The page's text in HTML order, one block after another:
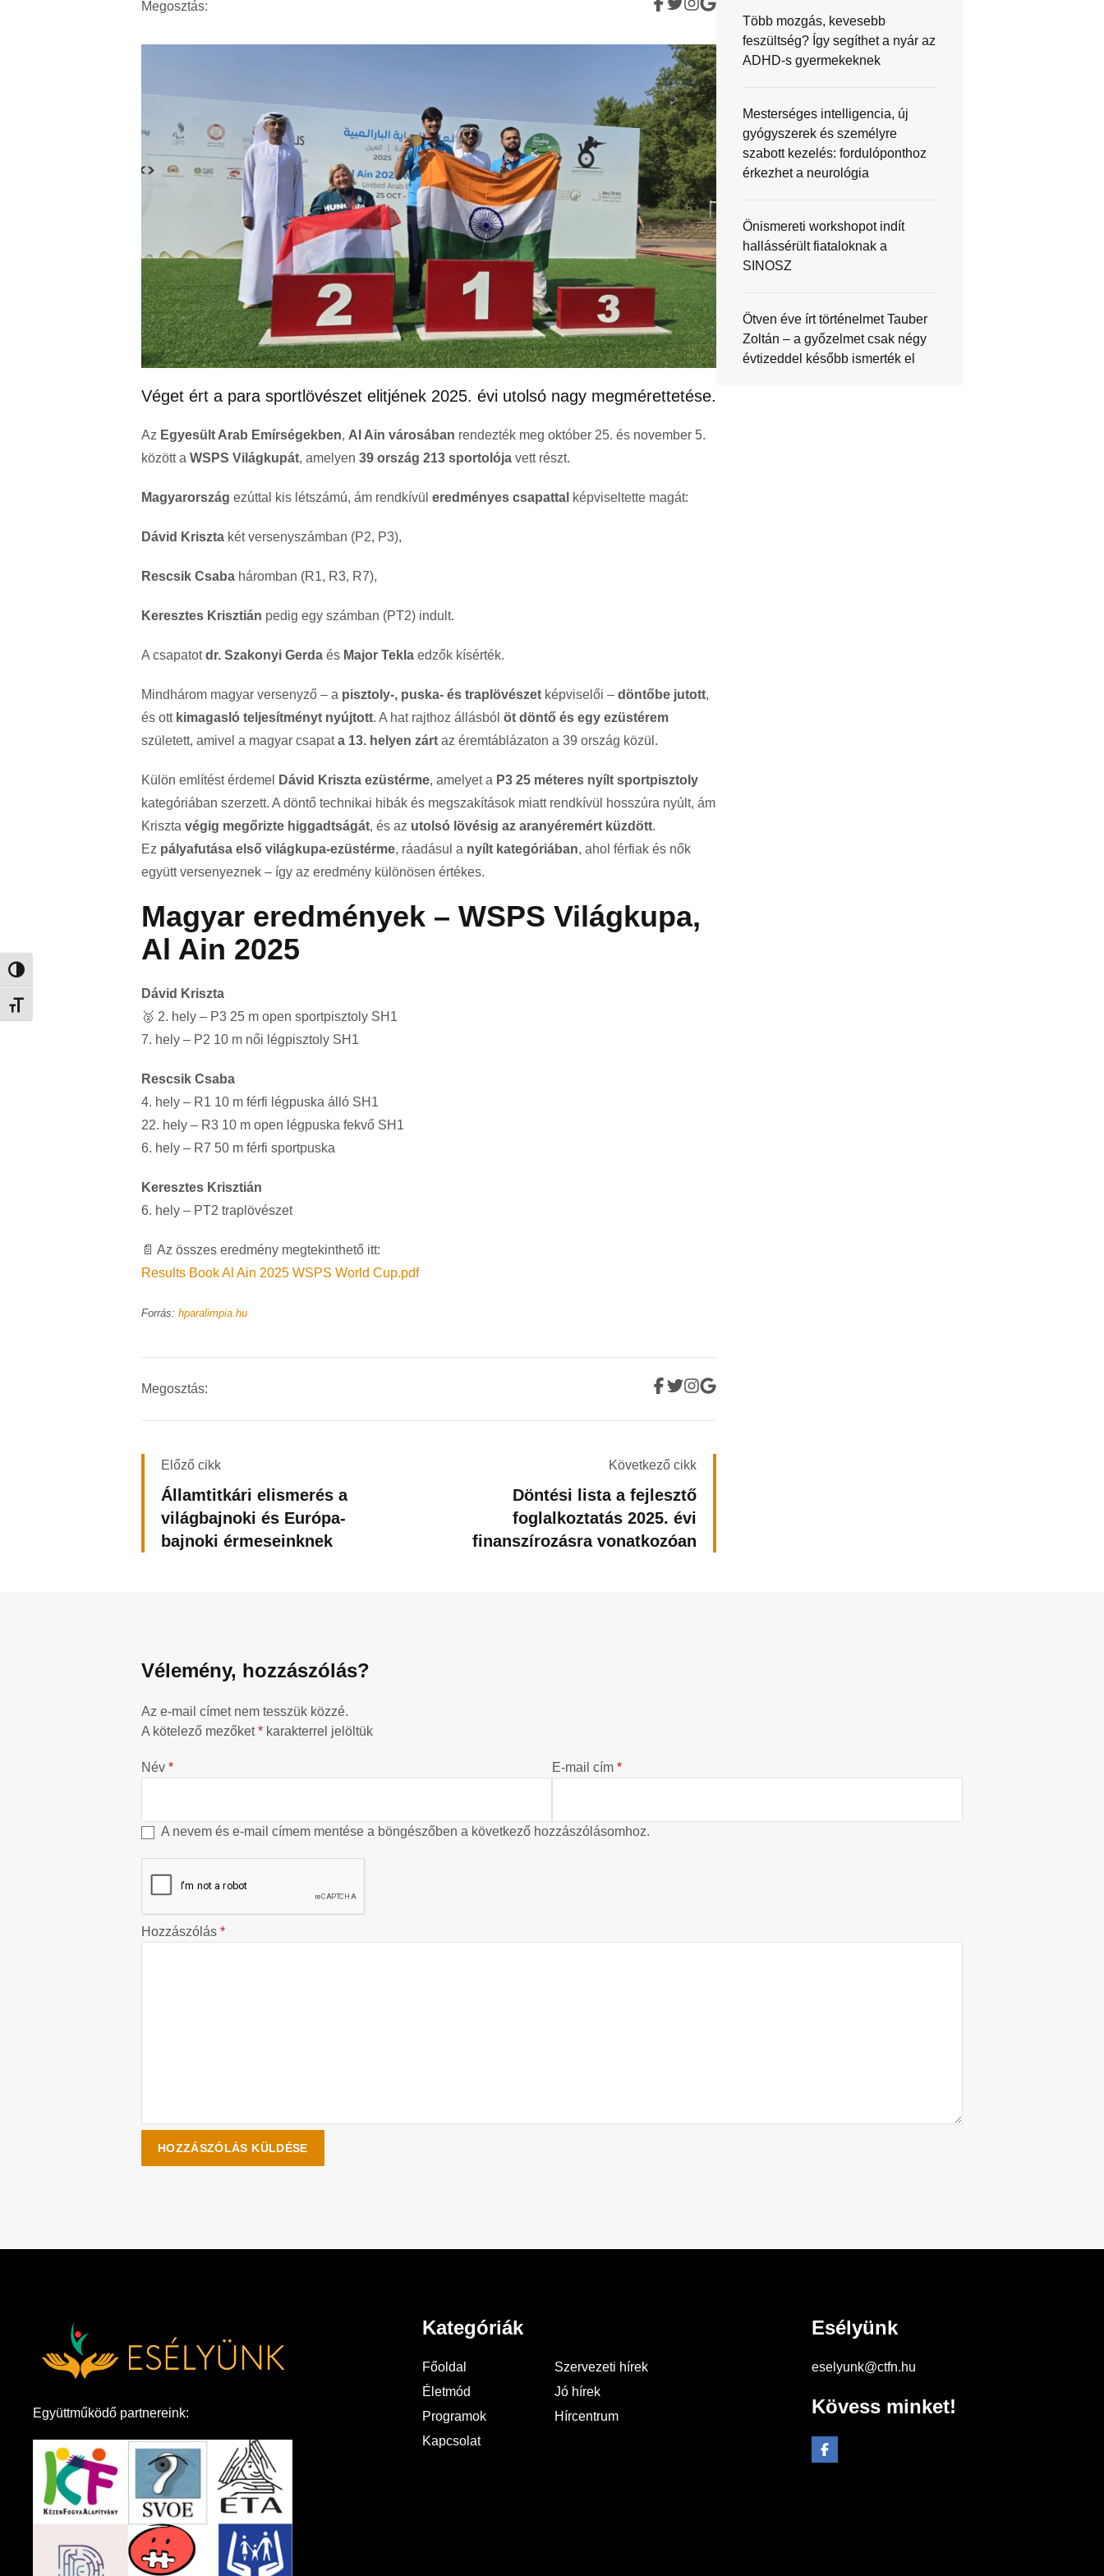
Nagy kontraszt váltása
Betűméret váltása
Megosztás:
Véget ért a para sportlövészet elitjének 2025. évi utolsó nagy megmérettetése.
Az Egyesült Arab Emírségekben, Al Ain városában rendezték meg október 25. és november 5.
között a WSPS Világkupát, amelyen 39 ország 213 sportolója vett részt.
Magyarország ezúttal kis létszámú, ám rendkívül eredményes csapattal képviseltette magát:
Dávid Kriszta két versenyszámban (P2, P3),
Rescsik Csaba háromban (R1, R3, R7),
Keresztes Krisztián pedig egy számban (PT2) indult.
A csapatotdr. Szakonyi Gerda és Major Tekla edzők kísérték.
Mindhárom magyar versenyző – a pisztoly-, puska- és traplövészet képviselői – döntőbe jutott,
és ott kimagasló teljesítményt nyújtott. A hat rajthoz állásból öt döntő és egy ezüstérem
született, amivel a magyar csapata 13. helyen zárt az éremtáblázaton a 39 ország közül.
Külön említést érdemel Dávid Kriszta ezüstérme, amelyet a P3 25 méteres nyílt sportpisztoly
kategóriában szerzett. A döntő technikai hibák és megszakítások miatt rendkívül hosszúra nyúlt, ám
Kriszta végig megőrizte higgadtságát, és az utolsó lövésig az aranyéremért küzdött.
Ez pályafutása első világkupa-ezüstérme, ráadásul a nyílt kategóriában, ahol férfiak és nők
együtt versenyeznek – így az eredmény különösen értékes.
Magyar eredmények – WSPS Világkupa,
Al Ain 2025
Dávid Kriszta
🥈 2. hely – P3 25 m open sportpisztoly SH1
7. hely – P2 10 m női légpisztoly SH1
Rescsik Csaba
4. hely – R1 10 m férfi légpuska álló SH1
22. hely – R3 10 m open légpuska fekvő SH1
6. hely – R7 50 m férfi sportpuska
Keresztes Krisztián
6. hely – PT2 traplövészet
📄 Az összes eredmény megtekinthető itt:
Results Book Al Ain 2025 WSPS World Cup.pdf
Forrás: hparalimpia.hu
Megosztás:
Előző cikk
Államtitkári elismerés a
világbajnoki és Európa-
bajnoki érmeseinknek
Következő cikk
Döntési lista a fejlesztő
foglalkoztatás 2025. évi
finanszírozásra vonatkozóan
Több mozgás, kevesebb
feszültség? Így segíthet a nyár az
ADHD-s gyermekeknek
Mesterséges intelligencia, új
gyógyszerek és személyre
szabott kezelés: fordulóponthoz
érkezhet a neurológia
Önismereti workshopot indít
hallássérült fiataloknak a
SINOSZ
Ötven éve írt történelmet Tauber
Zoltán – a győzelmet csak négy
évtizeddel később ismerték el
Vélemény, hozzászólás?
Az e-mail címet nem tesszük közzé.
A kötelező mezőket* karakterrel jelöltük
Név * E-mail cím *
A nevem és e-mail címem mentése a böngészőben a következő hozzászólásomhoz.
Hozzászólás *
Együttműködő partnereink:
Kategóriák
Főoldal
Szervezeti hírek
Életmód
Jó hírek
Programok
Hírcentrum
Kapcsolat
Esélyünk
eselyunk@ctfn.hu
Kövess minket!